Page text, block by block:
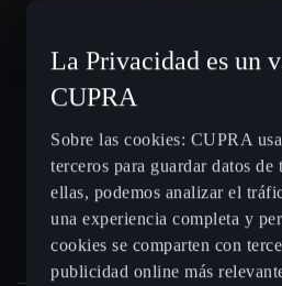
CUPRA León e-HYBRID
CUPRA León Sportstourer
CUPRA Ateca - SUV compacto
Gama CUPRA e-HYBRID -
La Privacidad es un
CUPRA
Sobre las cookies: CUPRA
terceros para guardar datos
ellas, podemos analizar el
una experiencia completa y
cookies se comparten con
publicidad online más